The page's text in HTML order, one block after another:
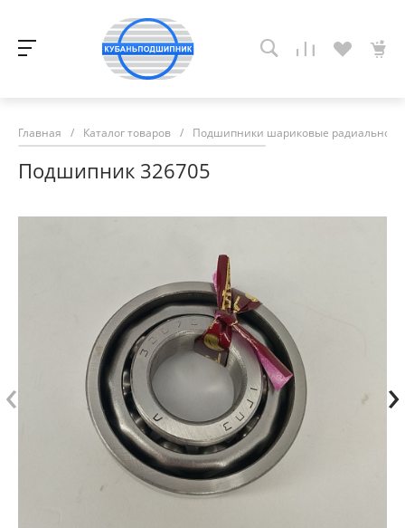
Главная / Каталог товаров / Подшипники шариковые радиально-
Подшипник 326705
‹ ›